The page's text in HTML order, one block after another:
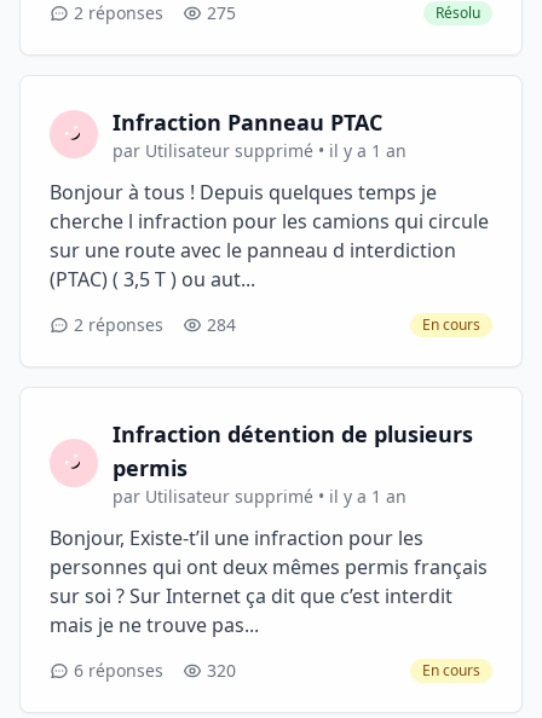
2 réponses 275 Résolu
Infraction Panneau PTAC
par Utilisateur supprimé • il y a 1 an
Bonjour à tous ! Depuis quelques temps je
cherche l infraction pour les camions qui circule
sur une route avec le panneau d interdiction
(PTAC) ( 3,5 T ) ou aut...
2 réponses 284 En cours
Infraction détention de plusieurs
permis
par Utilisateur supprimé • il y a 1 an
Bonjour, Existe-t’il une infraction pour les
personnes qui ont deux mêmes permis français
sur soi ? Sur Internet ça dit que c’est interdit
mais je ne trouve pas...
6 réponses 320 En cours